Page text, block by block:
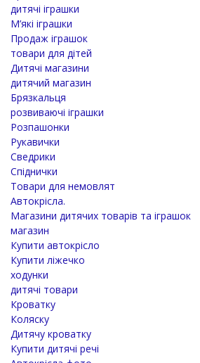
дитячі іграшки
М’які іграшки
Продаж іграшок
товари для дітей
Дитячі магазини
дитячий магазин
Брязкальця
розвиваючі іграшки
Розпашонки
Рукавички
Сведрики
Спіднички
Товари для немовлят
Автокрісла.
Магазини дитячих товарів та іграшок
магазин
Купити автокрісло
Купити ліжечко
ходунки
дитячі товари
Кроватку
Коляску
Дитячу кроватку
Купити дитячі речі